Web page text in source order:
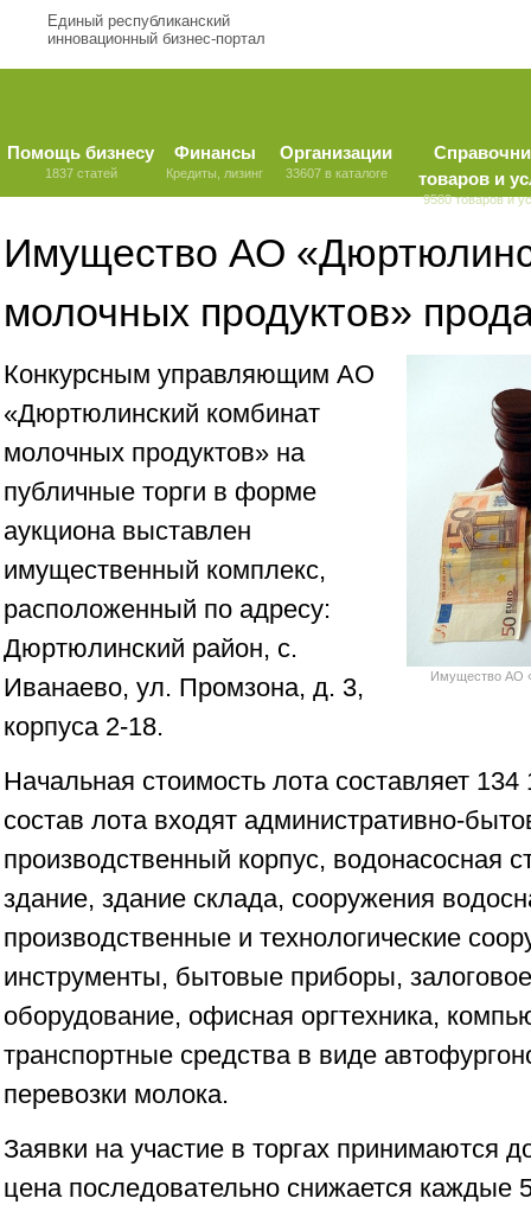
Единый республиканский
инновационный бизнес-портал
Помощь бизнесу
1837 статей
Финансы
Кредиты, лизинг
Организации
33607 в каталоге
товаров и
9580 товаров и
Имущество АО
молочных продуктов»
Имущество АО
Конкурсным управляющим АО
«Дюртюлинский комбинат
молочных продуктов» на
публичные торги в форме
аукциона выставлен
имущественный комплекс,
расположенный по адресу:
Дюртюлинский район, с.
Иванаево, ул. Промзона, д. 3,
корпуса 2-18.
Начальная стоимость лота составляет
состав лота входят административно-
производственный корпус, водонасосная
здание, здание склада, сооружения
производственные и технологические
инструменты, бытовые приборы,
оборудование, офисная оргтехника,
транспортные средства в виде
перевозки молока.
Заявки на участие в торгах принимаются
цена последовательно снижается каждые